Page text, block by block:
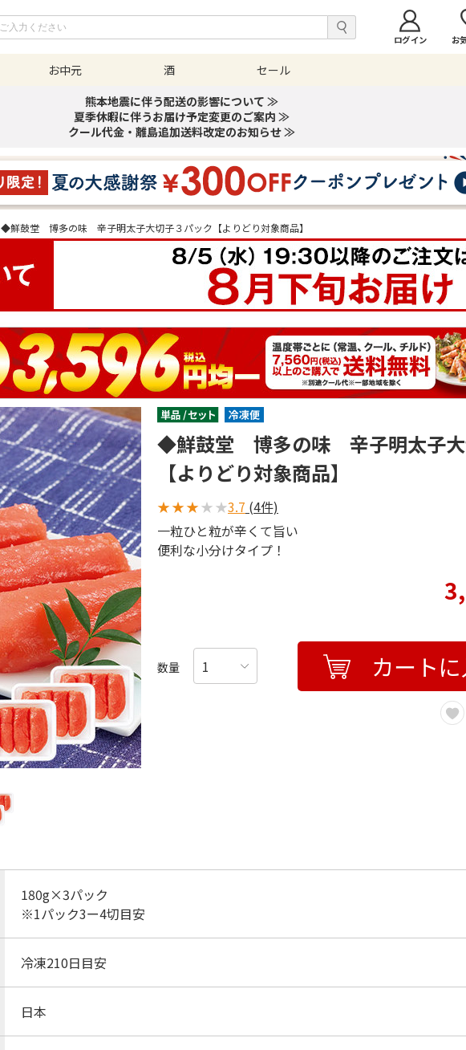
ログイン お
お中元 酒
セール
熊本地震に伴う配送の影響について ≫
夏季休暇に伴うお届け予定変更のご案内 ≫
クール代金・離島追加送料改定のお知らせ ≫
◆鮮鼓堂 博多の味 辛子明太子大切子３パック【よりどり対象商品】
◆鮮鼓堂 博多の味 辛子明太子大
【よりどり対象商品】
★★★★★3.7 (4件)
一粒ひと粒が辛くて旨い
便利な小分けタイプ！
数量 カート
180g×3パック
※1パック3ー4切目安
冷凍210日目安
日本